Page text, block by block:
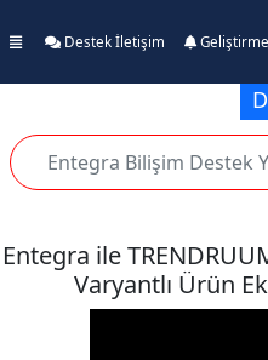
Destek İletişim
Entegra ile
Varyantlı Ürün